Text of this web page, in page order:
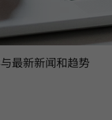
最新新闻和趋势